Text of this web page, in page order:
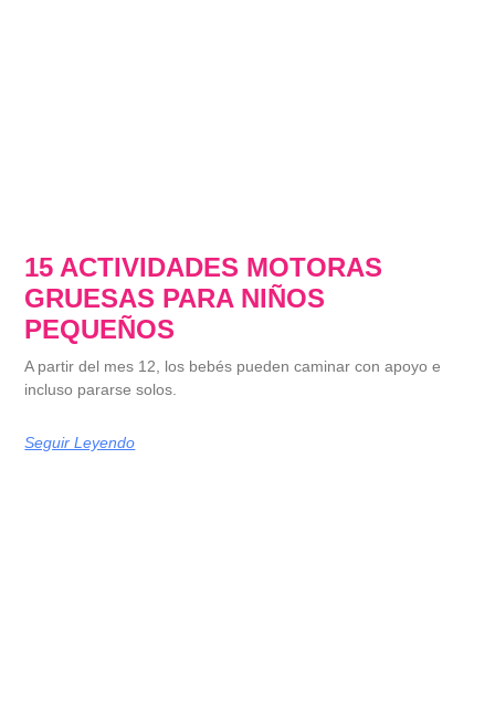
15 ACTIVIDADES MOTORAS
GRUESAS PARA NIÑOS
PEQUEÑOS
A partir del mes 12, los bebés pueden caminar con apoyo e
incluso pararse solos.
Seguir Leyendo